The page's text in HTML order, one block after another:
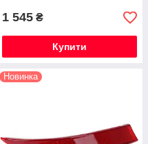
1 545 ₴
Купити
Новинка